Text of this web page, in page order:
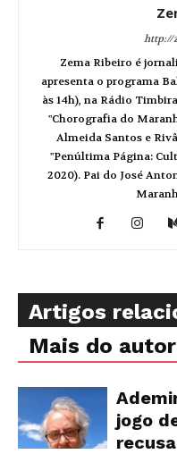
http://
Zema Ribeiro é
apresenta o programa
às 14h), na Rádio
"Chorografia do
Almeida Santos e
"Penúltima Página:
2020). Pai do José
Artigos
Mais do autor
jogo